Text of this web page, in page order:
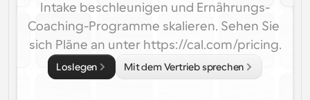
Intake beschleunigen und Ernährungs-
Coaching-Programme skalieren. Sehen Sie
sich Pläne an unter https://cal.com/pricing.
Loslegen Mit dem Vertrieb sprechen